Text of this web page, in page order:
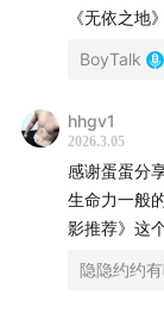
《无依之地
BoyTalk
hhgv1
2026.3.05
感谢蛋蛋分
生命力一般
影推荐》这
隐隐约约